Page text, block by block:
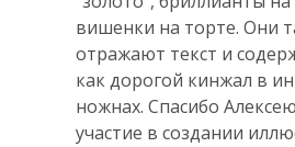
вишенки на торте. Они
отражают текст и
как дорогой кинжал в
ножнах. Спасибо
участие в создании